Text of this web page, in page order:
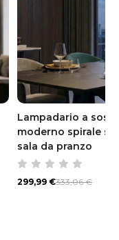
Lampadario a
moderno spirale
sala da pranzo
299,99 €333,06 €